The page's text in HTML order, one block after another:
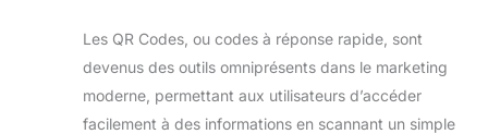
Les QR Codes, ou codes à réponse rapide, sont
devenus des outils omniprésents dans le marketing
moderne, permettant aux utilisateurs d’accéder
facilement à des informations en scannant un simple